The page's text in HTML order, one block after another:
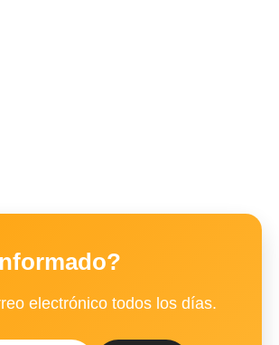
electrónico todos los días.